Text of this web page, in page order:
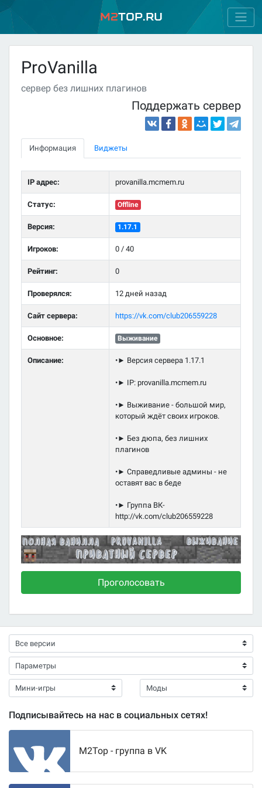
M2Top.ru
ProVanilla
сервер без лишних плагинов
Поддержать сервер
Информация Виджеты
IP адрес: provanilla.mcmem.ru
Статус: Offline
Версия: 1.17.1
Игроков: 0 / 40
Рейтинг: 0
Проверялся: 12 дней назад
Сайт сервера: https://vk.com/club206559228
Основное: Выживание
Описание: •► Версия сервера 1.17.1
•► IP: provanilla.mcmem.ru
•► Выживание - большой мир,
который ждёт своих игроков.
•► Без дюпа, без лишних
плагинов
•► Справедливые админы - не
оставят вас в беде
•► Группа ВК-
http://vk.com/club206559228
Проголосовать
Подписывайтесь на нас в социальных сетях!
M2Top - группа в VK